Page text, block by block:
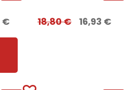
€ 18,80€ 16,93 €